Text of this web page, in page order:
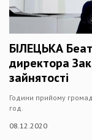
БІЛЕЦЬКА
директора
зайнятості
Години прийому
год.
08.12.2020